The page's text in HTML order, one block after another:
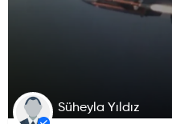
Süheyla Yıldız
Uydu ve Uzay Haberi